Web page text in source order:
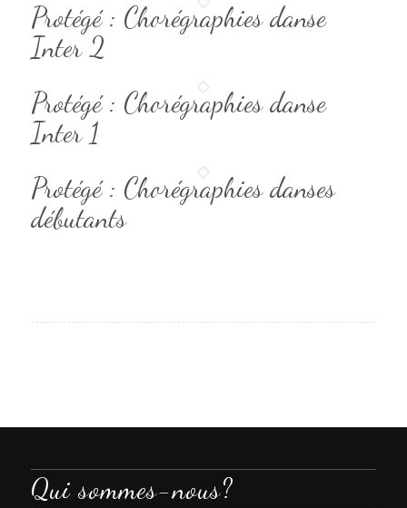
Protégé : Chorégraphies danse
Inter 2
Protégé : Chorégraphies danse
Inter 1
Protégé : Chorégraphies danses
débutants
Qui sommes-nous?